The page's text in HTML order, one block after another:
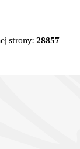
strony:28857